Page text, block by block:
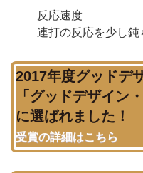
反応速度
連打の反応を少し鈍
2017年度グッドデ
「グッドデザイン
に選ばれました！
受賞の詳細はこちら